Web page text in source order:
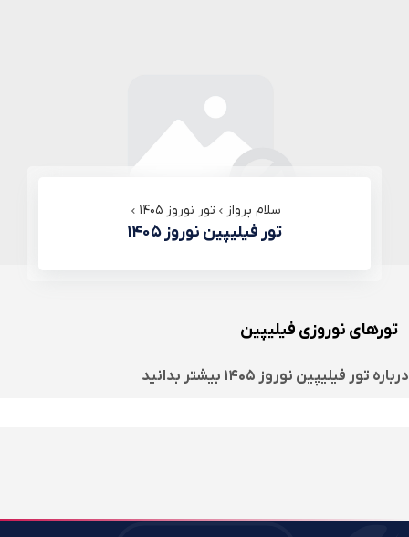
سلام پرواز تور نوروز ۱۴۰۵
تور فیلیپین نوروز ۱۴۰۵
تورهای نوروزی فیلیپین
درباره تور فیلیپین نوروز ۱۴۰۵ بیشتر بدانید